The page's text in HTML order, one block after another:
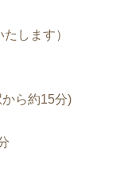
します）
から約15分)